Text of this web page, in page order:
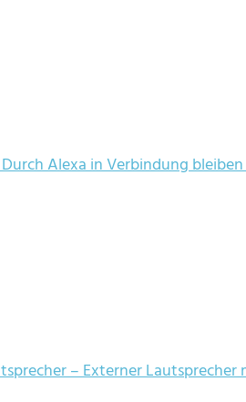
Durch Alexa in Verbindung
– Externer Lautsprecher